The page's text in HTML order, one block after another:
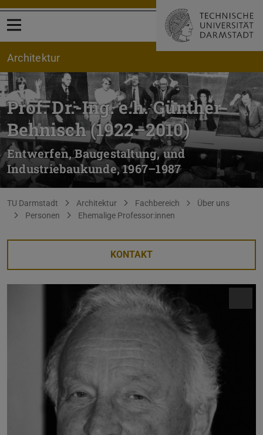
Menü öffnen
Architektur
Prof. Dr.-Ing. e.h. Günther
Behnisch (1922–2010)
Entwerfen, Baugestaltung, und
Industriebaukunde, 1967–1987
Sie befinden sich hier:
TU Darmstadt Architektur Fachbereich
Über uns
Personen
Ehemalige Professor:innen
KONTAKT